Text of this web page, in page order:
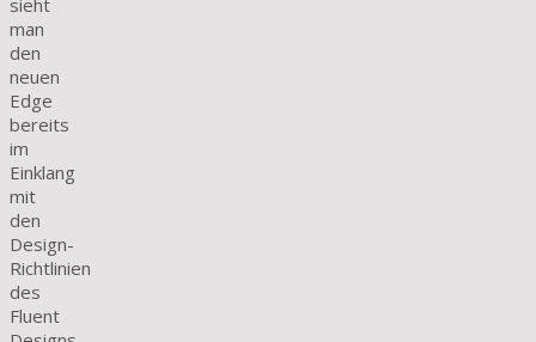
sieht
man
den
neuen
Edge
bereits
im
Einklang
mit
den
Design-
Richtlinien
des
Fluent